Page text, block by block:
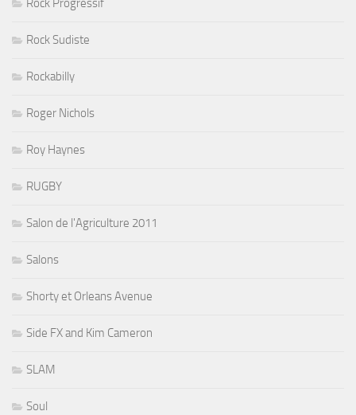
Rock Progressif
Rock Sudiste
Rockabilly
Roger Nichols
Roy Haynes
RUGBY
Salon de l'Agriculture 2011
Salons
Shorty et Orleans Avenue
Side FX and Kim Cameron
SLAM
Soul